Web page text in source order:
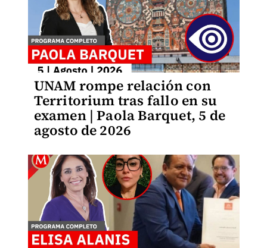
UNAM rompe relación con
Territorium tras fallo en su
examen | Paola Barquet, 5 de
agosto de 2026